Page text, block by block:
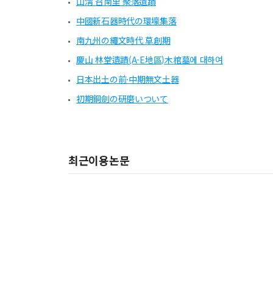
中國新石器時代の環壕集落
南九州の繩文時代 草創期
慶山 林堂遺蹟(A-E地區)木棺墓에 대하여
日本出土の前·中期無文土器
初期銅劍の硏磨いついて
최근이용논문